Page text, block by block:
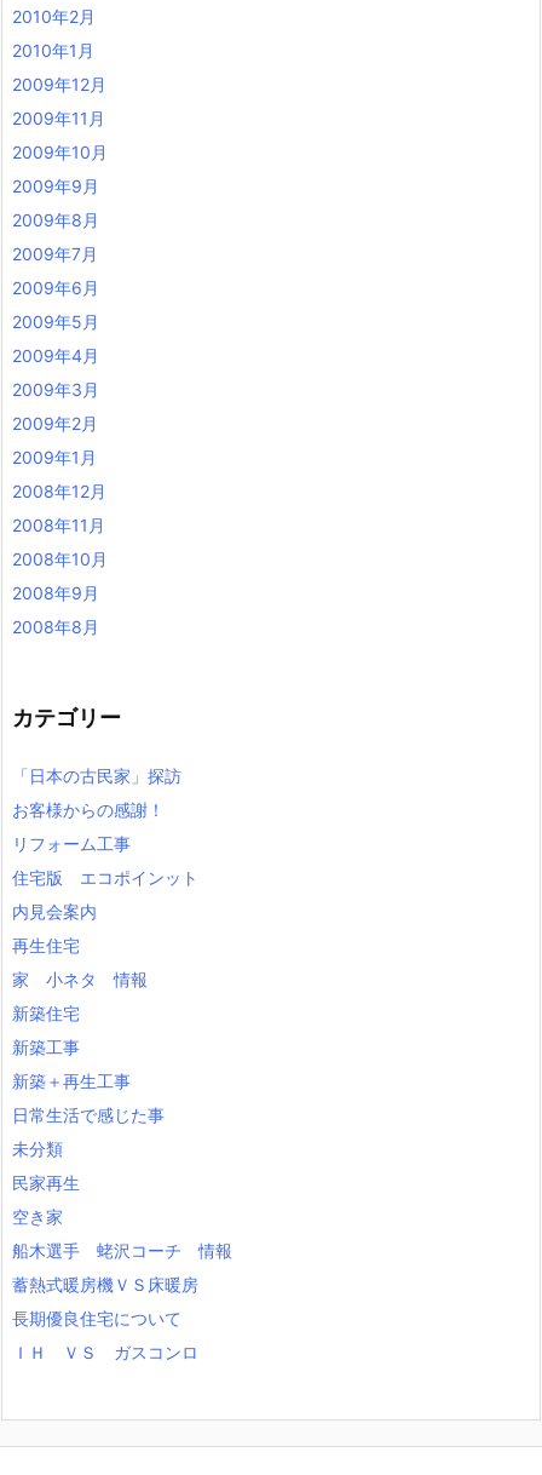
2010年2月
2010年1月
2009年12月
2009年11月
2009年10月
2009年9月
2009年8月
2009年7月
2009年6月
2009年5月
2009年4月
2009年3月
2009年2月
2009年1月
2008年12月
2008年11月
2008年10月
2008年9月
2008年8月
カテゴリー
「日本の古民家」探訪
お客様からの感謝！
リフォーム工事
住宅版 エコポインット
内見会案内
再生住宅
家 小ネタ 情報
新築住宅
新築工事
新築＋再生工事
日常生活で感じた事
未分類
民家再生
空き家
船木選手 蛯沢コーチ 情報
蓄熱式暖房機ＶＳ床暖房
長期優良住宅について
ＩＨ ＶＳ ガスコンロ